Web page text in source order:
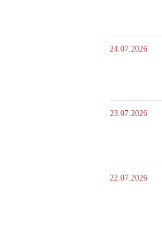
24.07.2026
23.07.2026
22.07.2026